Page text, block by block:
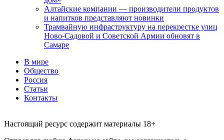
Алтайские компании — производители продуктов
и напитков представляют новинки
Трамвайную инфраструктуру на перекрестке улиц
Ново-Садовой и Советской Армии обновят в
Самаре
В мире
Общество
Россия
Статьи
Контакты
Настоящий ресурс содержит материалы 18+